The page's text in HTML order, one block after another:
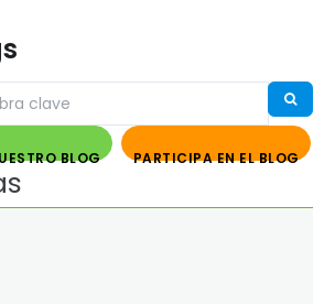
BLOG PARTICIPA EN EL BLOG